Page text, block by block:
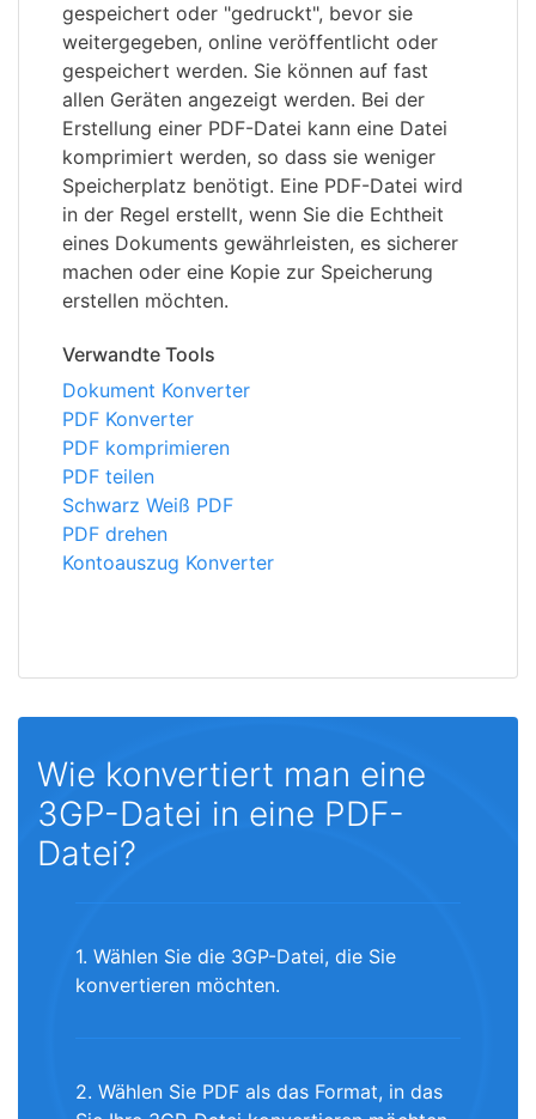
gespeichert oder "gedruckt", bevor sie
weitergegeben, online veröffentlicht oder
gespeichert werden. Sie können auf fast
allen Geräten angezeigt werden. Bei der
Erstellung einer PDF-Datei kann eine Datei
komprimiert werden, so dass sie weniger
Speicherplatz benötigt. Eine PDF-Datei wird
in der Regel erstellt, wenn Sie die Echtheit
eines Dokuments gewährleisten, es sicherer
machen oder eine Kopie zur Speicherung
erstellen möchten.
Verwandte Tools
Dokument Konverter
PDF Konverter
PDF komprimieren
PDF teilen
Schwarz Weiß PDF
PDF drehen
Kontoauszug Konverter
Wie konvertiert man eine
3GP-Datei in eine PDF-
Datei?
1. Wählen Sie die 3GP-Datei, die Sie
konvertieren möchten.
2. Wählen Sie PDF als das Format, in das